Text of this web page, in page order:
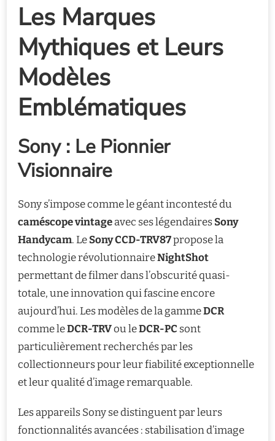
Les Marques
Mythiques et Leurs
Modèles
Emblématiques
Sony : Le Pionnier
Visionnaire
Sony s’impose comme le géant incontesté du
caméscope vintageavec ses légendairesSony
Handycam. LeSony CCD-TRV87propose la
technologie révolutionnaireNightShot
permettant de filmer dans l’obscurité quasi-
totale, une innovation qui fascine encore
aujourd’hui. Les modèles de la gammeDCR
comme leDCR-TRVou leDCR-PC sont
particulièrement recherchés par les
collectionneurs pour leur fiabilité exceptionnelle
et leur qualité d’image remarquable.
Les appareils Sony se distinguent par leurs
fonctionnalités avancées : stabilisation d’image